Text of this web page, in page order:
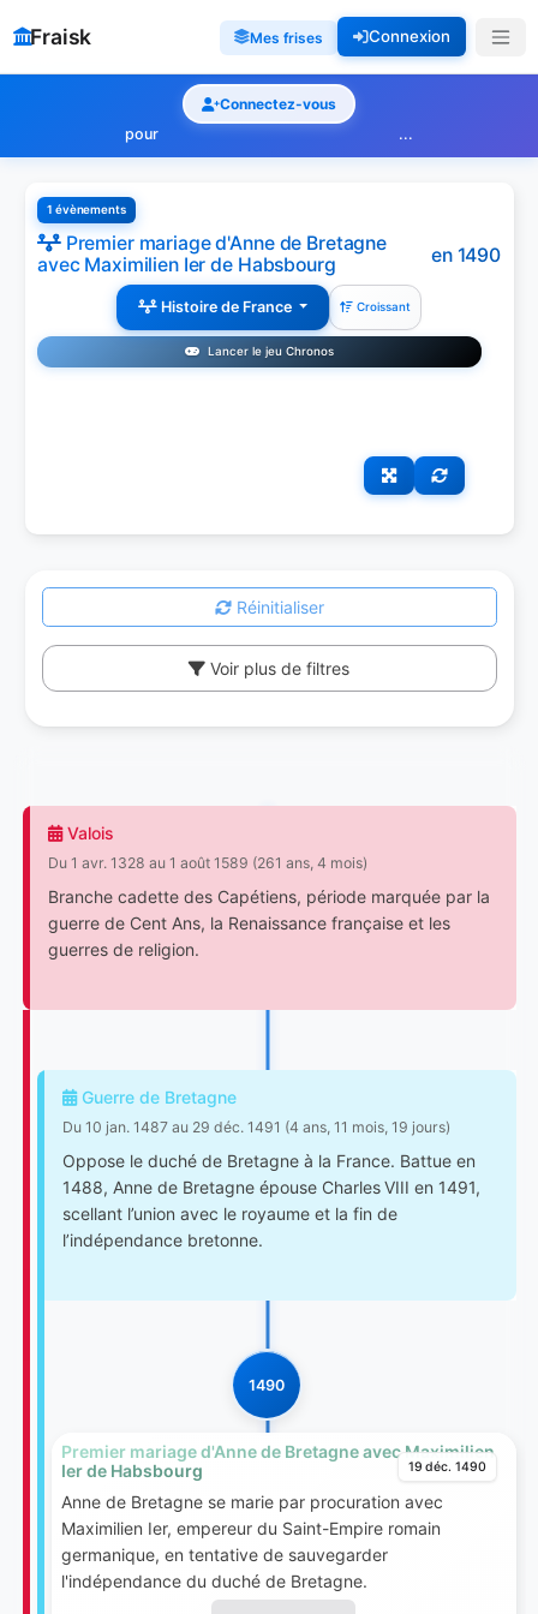
Fraisk Mes frises Connexion
Connectez-vous
pour
...
1 évènements
Premier mariage d'Anne de Bretagne
avec Maximilien Ier de Habsbourg
en 1490
Histoire de France Croissant
Lancer le jeu Chronos
Réinitialiser
Voir plus de filtres
Valois
Du 1 avr. 1328 au 1 août 1589 (261 ans, 4 mois)
Branche cadette des Capétiens, période marquée par la
guerre de Cent Ans, la Renaissance française et les
guerres de religion.
Guerre de Bretagne
Du 10 jan. 1487 au 29 déc. 1491 (4 ans, 11 mois, 19 jours)
Oppose le duché de Bretagne à la France. Battue en
1488, Anne de Bretagne épouse Charles VIII en 1491,
scellant l’union avec le royaume et la fin de
l’indépendance bretonne.
1490
19 déc. 1490
Premier mariage d'Anne de Bretagne avec Maximilien
Ier de Habsbourg
Anne de Bretagne se marie par procuration avec
Maximilien Ier, empereur du Saint-Empire romain
germanique, en tentative de sauvegarder
l'indépendance du duché de Bretagne.